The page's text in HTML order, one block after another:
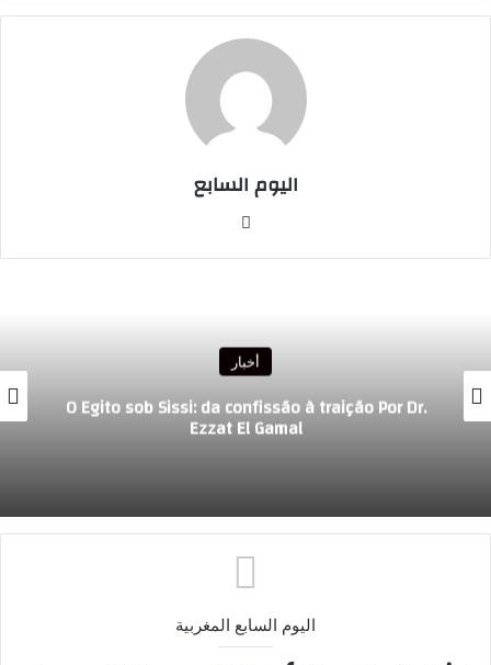
اليوم السابع
أخبار
L’Égypte sous Sissi : de l’aveu à la trahisonPar
Dr. Ezzat El Gamal
اليوم السابع المغربية